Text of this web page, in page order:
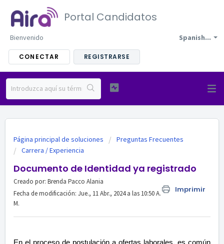
Portal Candidatos
Spanish...
Bienvenido
CONECTAR REGISTRARSE
Página principal de soluciones
Preguntas Frecuentes
Carrera / Experiencia
Documento de Identidad ya registrado
Imprimir
Creado por: Brenda Pacco Alania
Fecha de modificación: Jue., 11 Abr., 2024 a las 10:50 A.
M.